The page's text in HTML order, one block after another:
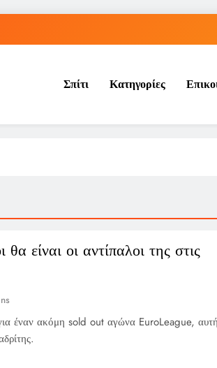
Ρήγμα στο παγκόσμιο ποδόσφαιρο: Η Νορβηγία
Η μπάλα του «χέρι του Θεού»
Σπίτι Κατηγορίες
είναι οι αντίπαλοι της στις
έναν ακόμη sold out αγώνα EuroLeague, αυτή